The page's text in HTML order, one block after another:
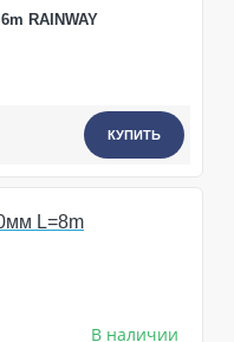
RAINWAY
КУПИТЬ
В наличии